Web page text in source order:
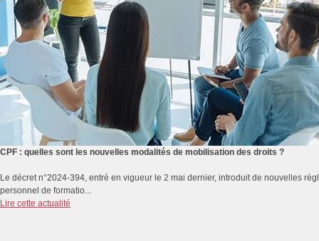
CPF : quelles sont les nouvelles modalités de mobilisation des droits ?
Le décret n°2024-394, entré en vigueur le 2 mai dernier, introduit de nouvelles
personnel de formatio...
Lire cette actualité